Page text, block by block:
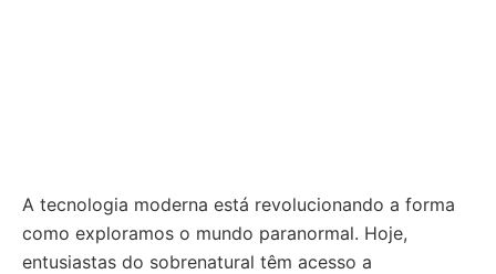
A tecnologia moderna está revolucionando a forma
como exploramos o mundo paranormal. Hoje,
entusiastas do sobrenatural têm acesso a